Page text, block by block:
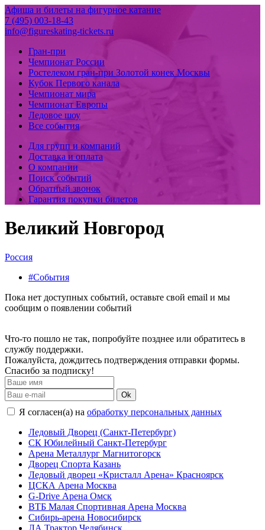
Афиша и билеты на фигурное катание
7 (495) 003-18-43
info@figureskating-tickets.ru
Гран-при
Чемпионат России
Ростелеком гран-при Золотой конек Москвы
Кубок Первого канала
Чемпионат мира
Чемпионат Европы
Ледовое шоу
Все события
Для групп и компаний
Доставка и оплата
О компании
Поиск событий
Обратный звонок
Гарантия покупки билетов
Великий Новгород
Россия
#События
Пока нет доступных событий, оставьте свой email и мы
сообщим о появлении событий
Что-то пошло не так, попробуйте позднее или обратитесь в
службу поддержки.
Пожалуйста, дождитесь подтверждения отправки формы.
Спасибо за подписку!
Ok
Я согласен(а) на обработку персональных данных
Ледовый Дворец (Санкт-Петербург)
СК Юбилейный Санкт-Петербург
Арена Металлург Магнитогорск
Дворец Спорта Казань
Ледовый дворец «Кристалл Арена» Красноярск
ЦСКА Арена Москва
G-Drive Арена Омск
ВТБ Малая Спортивная Арена Москва
Сибирь-арена Новосибирск
ЛА Трактор Челябинск